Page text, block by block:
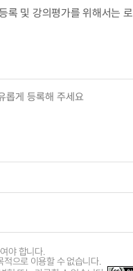
록 및 강의평가를 위해서는
야 합니다.
으로 이용할 수 없습니다.